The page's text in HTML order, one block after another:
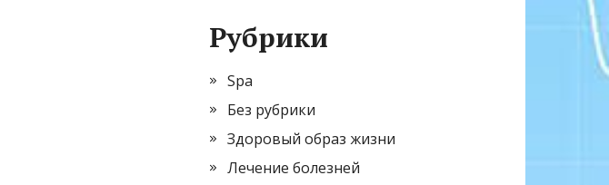
Рубрики
Spa
Без рубрики
Здоровый образ жизни
Лечение болезней